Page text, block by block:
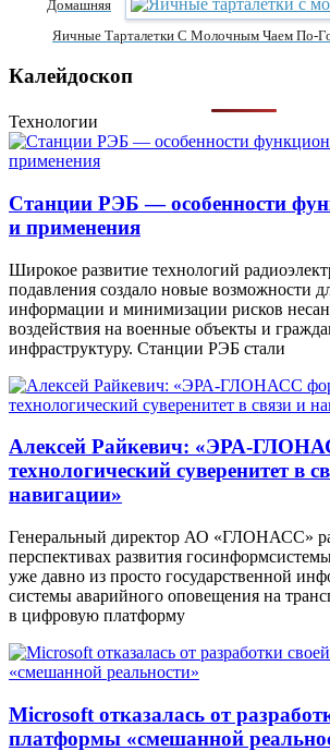
Домашняя
Яичные Тарталетки С Молочным Чаем По-
Калейдоскоп
Технологии
Станции РЭБ — особенности
и применения
Широкое развитие технологий
подавления создало новые возможности
информации и минимизации рисков
воздействия на военные объекты и
инфраструктуру. Станции РЭБ стали
Алексей Райкевич: «ЭРА-
технологический суверенитет в
навигации»
Генеральный директор АО «ГЛОНАСС»
перспективах развития
уже давно из просто государственной
системы аварийного оповещения на
в цифровую платформу
Microsoft отказалась от
платформы «смешанной